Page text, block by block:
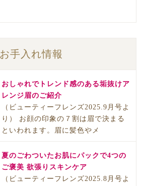
お手入れ情報
おしゃれでトレンド感のある垢抜けア
レンジ眉のご紹介
（ビューティーフレンズ2025.9月号よ
り） お顔の印象の７割は眉で決まる
といわれます。眉に髪色やメ
夏のごわついたお肌にパックで4つの
ご褒美 欲張りスキンケア
（ビューティーフレンズ2025.8月号よ